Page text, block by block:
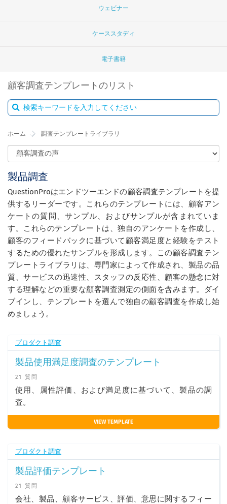
ウェビナー
ケーススタディ
電子書籍
顧客調査テンプレートのリスト
ホーム 調査テンプレートライブラリ
製品調査
QuestionProはエンドツーエンドの顧客調査テンプレートを提
供するリーダーです。これらのテンプレートには、顧客アン
ケートの質問、サンプル、およびサンプルが含まれていま
す。これらのテンプレートは、独自のアンケートを作成し、
顧客のフィードバックに基づいて顧客満足度と経験をテスト
するための優れたサンプルを形成します。この顧客調査テン
プレートライブラリは、専門家によって作成され、製品の品
質、サービスの迅速性、スタッフの反応性、顧客の懸念に対
する理解などの重要な顧客調査測定の側面を含みます。ダイ
ブインし、テンプレートを選んで独自の顧客調査を作成し始
めましょう。
プロダクト調査
製品使用満足度調査のテンプレート
21 質問
使用、属性評価、および満足度に基づいて、製品の調
査。
VIEW TEMPLATE
プロダクト調査
製品評価テンプレート
21 質問
会社、製品、顧客サービス、評価、意思に関するフィー